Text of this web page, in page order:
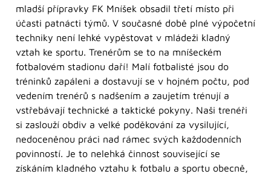
mladší přípravky FK Mníšek obsadil třetí místo při
účasti patnácti týmů. V současné době plné výpočetní
techniky není lehké vypěstovat v mládeži kladný
vztah ke sportu. Trenérům se to na mníšeckém
fotbalovém stadionu daří! Malí fotbalisté jsou do
tréninků zapáleni a dostavují se v hojném počtu, pod
vedením trenérů s nadšením a zaujetím trénují a
vstřebávají technické a taktické pokyny. Naši trenéři
si zaslouží obdiv a velké poděkování za vysilující,
nedoceněnou práci nad rámec svých každodenních
povinností. Je to nelehká činnost související se
získáním kladného vztahu k fotbalu a sportu obecně,